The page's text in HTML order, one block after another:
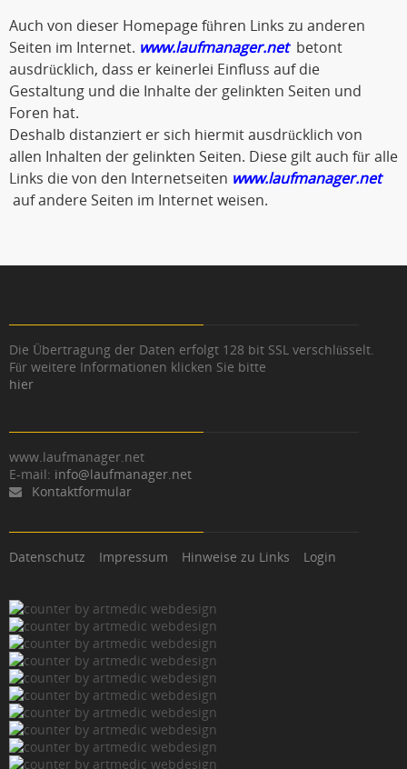
Auch von dieser Homepage führen Links zu anderen
Seiten im Internet. www.laufmanager.netbetont
ausdrücklich, dass er keinerlei Einfluss auf die
Gestaltung und die Inhalte der gelinkten Seiten und
Foren hat.
Deshalb distanziert er sich hiermit ausdrücklich von
allen Inhalten der gelinkten Seiten. Diese gilt auch für alle
Links die von den Internetseiten www.laufmanager.net
auf andere Seiten im Internet weisen.
Die Übertragung der Daten erfolgt 128 bit SSL verschlüsselt.
Für weitere Informationen klicken Sie bitte
hier
www.laufmanager.net
E-mail: info@laufmanager.net
Kontaktformular
Datenschutz Impressum Hinweise zu Links Login